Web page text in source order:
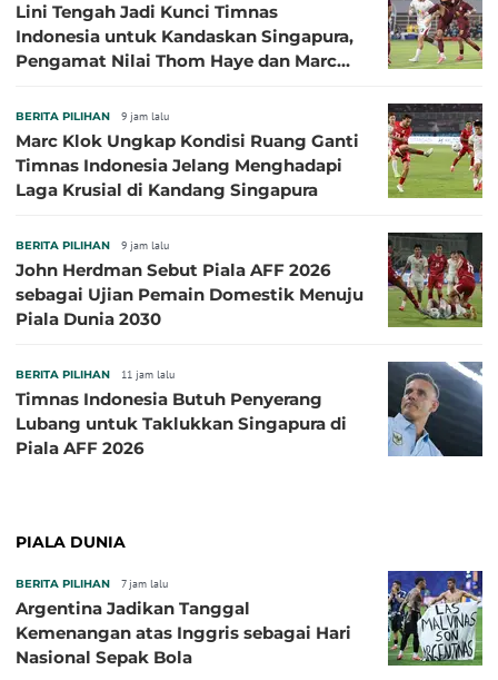
Lini Tengah Jadi Kunci Timnas
Indonesia untuk Kandaskan Singapura,
Pengamat Nilai Thom Haye dan Marc
BERITA PILIHAN 9 jam lalu
Marc Klok Ungkap Kondisi Ruang Ganti
Timnas Indonesia Jelang Menghadapi
Laga Krusial di Kandang Singapura
BERITA PILIHAN 9 jam lalu
John Herdman Sebut Piala AFF 2026
sebagai Ujian Pemain Domestik Menuju
Piala Dunia 2030
BERITA PILIHAN 11 jam lalu
Timnas Indonesia Butuh Penyerang
Lubang untuk Taklukkan Singapura di
Piala AFF 2026
PIALA DUNIA
BERITA PILIHAN 7 jam lalu
Argentina Jadikan Tanggal
Kemenangan atas Inggris sebagai Hari
Nasional Sepak Bola